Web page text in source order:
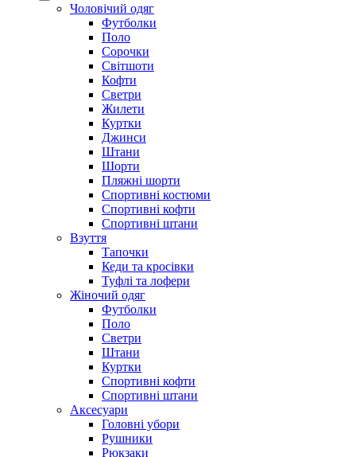
Чоловічий одяг
Футболки
Поло
Сорочки
Світшоти
Кофти
Светри
Жилети
Куртки
Джинси
Штани
Шорти
Пляжні шорти
Спортивні костюми
Спортивні кофти
Спортивні штани
Взуття
Тапочки
Кеди та кросівки
Туфлі та лофери
Жіночий одяг
Футболки
Поло
Светри
Штани
Куртки
Cпортивні кофти
Спортивні штани
Аксесуари
Головні убори
Рушники
Рюкзаки